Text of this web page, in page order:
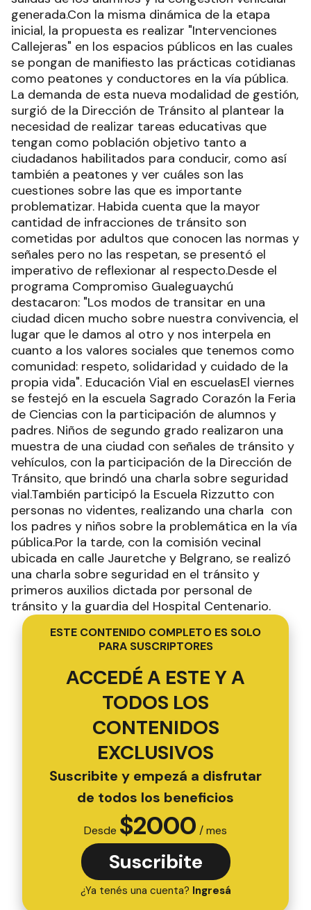
generada.Con la misma dinámica de la etapa
inicial, la propuesta es realizar "Intervenciones
Callejeras" en los espacios públicos en las cuales
se pongan de manifiesto las prácticas cotidianas
como peatones y conductores en la vía pública.
La demanda de esta nueva modalidad de gestión,
surgió de la Dirección de Tránsito al plantear la
necesidad de realizar tareas educativas que
tengan como población objetivo tanto a
ciudadanos habilitados para conducir, como así
también a peatones y ver cuáles son las
cuestiones sobre las que es importante
problematizar. Habida cuenta que la mayor
cantidad de infracciones de tránsito son
cometidas por adultos que conocen las normas y
señales pero no las respetan, se presentó el
imperativo de reflexionar al respecto.Desde el
programa Compromiso Gualeguaychú
destacaron: "Los modos de transitar en una
ciudad dicen mucho sobre nuestra convivencia, el
lugar que le damos al otro y nos interpela en
cuanto a los valores sociales que tenemos como
comunidad: respeto, solidaridad y cuidado de la
propia vida". Educación Vial en escuelasEl viernes
se festejó en la escuela Sagrado Corazón la Feria
de Ciencias con la participación de alumnos y
padres. Niños de segundo grado realizaron una
muestra de una ciudad con señales de tránsito y
vehículos, con la participación de la Dirección de
Tránsito, que brindó una charla sobre seguridad
vial.También participó la Escuela Rizzutto con
personas no videntes, realizando una charla con
los padres y niños sobre la problemática en la vía
pública.Por la tarde, con la comisión vecinal
ubicada en calle Jauretche y Belgrano, se realizó
una charla sobre seguridad en el tránsito y
primeros auxilios dictada por personal de
tránsito y la guardia del Hospital Centenario.
ESTE CONTENIDO COMPLETO ES SOLO
PARA SUSCRIPTORES
ACCEDÉ A ESTE Y A
TODOS LOS
CONTENIDOS
EXCLUSIVOS
Suscribite y empezá a disfrutar
de todos los beneficios
Desde $2000 / mes
Suscribite
¿Ya tenés una cuenta? Ingresá